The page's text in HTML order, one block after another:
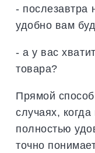
- послезавтра
удобно вам
- а у вас
товара?
Прямой
случаях,
полностью
точно